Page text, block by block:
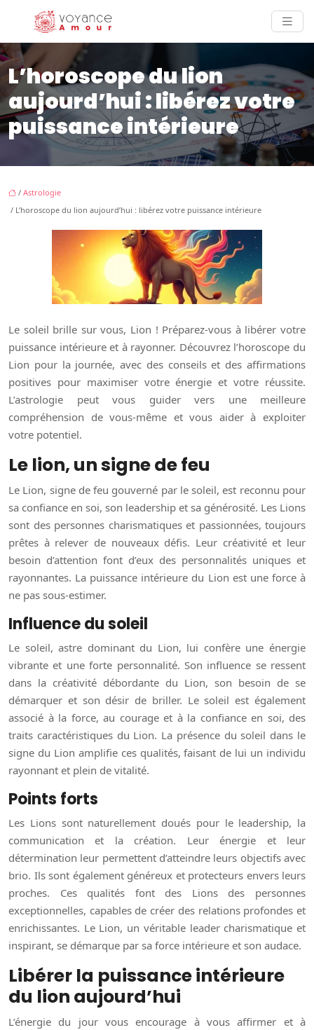
L’horoscope du lion
aujourd’hui : libérez votre
puissance intérieure
/ Astrologie
/ L’horoscope du lion aujourd’hui : libérez votre puissance intérieure
Le soleil brille sur vous, Lion ! Préparez-vous à libérer votre
puissance intérieure et à rayonner. Découvrez l’horoscope du
Lion pour la journée, avec des conseils et des affirmations
positives pour maximiser votre énergie et votre réussite.
L’astrologie peut vous guider vers une meilleure
compréhension de vous-même et vous aider à exploiter
votre potentiel.
Le lion, un signe de feu
Le Lion, signe de feu gouverné par le soleil, est reconnu pour
sa confiance en soi, son leadership et sa générosité. Les Lions
sont des personnes charismatiques et passionnées, toujours
prêtes à relever de nouveaux défis. Leur créativité et leur
besoin d’attention font d’eux des personnalités uniques et
rayonnantes. La puissance intérieure du Lion est une force à
ne pas sous-estimer.
Influence du soleil
Le soleil, astre dominant du Lion, lui confère une énergie
vibrante et une forte personnalité. Son influence se ressent
dans la créativité débordante du Lion, son besoin de se
démarquer et son désir de briller. Le soleil est également
associé à la force, au courage et à la confiance en soi, des
traits caractéristiques du Lion. La présence du soleil dans le
signe du Lion amplifie ces qualités, faisant de lui un individu
rayonnant et plein de vitalité.
Points forts
Les Lions sont naturellement doués pour le leadership, la
communication et la création. Leur énergie et leur
détermination leur permettent d’atteindre leurs objectifs avec
brio. Ils sont également généreux et protecteurs envers leurs
proches. Ces qualités font des Lions des personnes
exceptionnelles, capables de créer des relations profondes et
enrichissantes. Le Lion, un véritable leader charismatique et
inspirant, se démarque par sa force intérieure et son audace.
Libérer la puissance intérieure
du lion aujourd’hui
L’énergie du jour vous encourage à vous affirmer et à